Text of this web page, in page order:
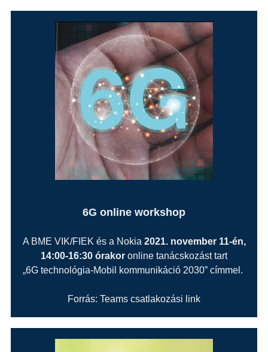
6G online workshop
A BME VIK/FIEK és a Nokia 2021. november 11-én,
14:00-16:30 órakor online tanácskozást tart
„6G technológia-Mobil kommunikáció 2030” címmel.
Forrás: Teams csatlakozási link